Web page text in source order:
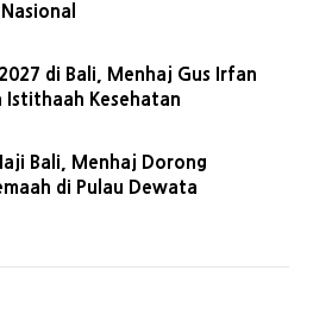
di Bali, Menhaj Gus Irfan
Istithaah Kesehatan
Bali, Menhaj Dorong
di Pulau Dewata